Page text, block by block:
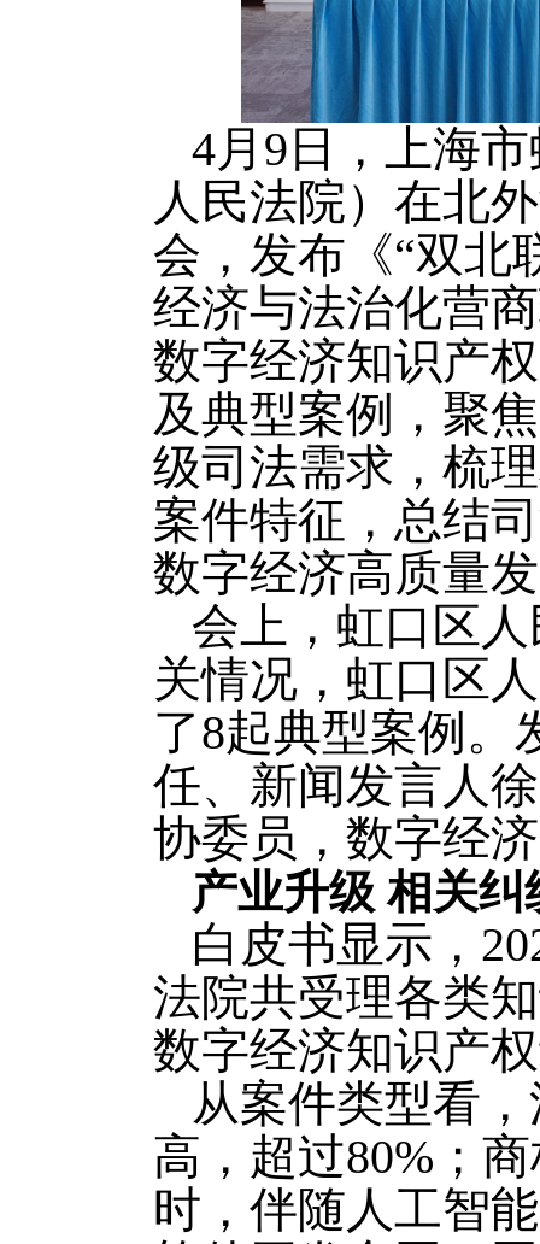
4月9日，上海
人民法院）在北
会，发布《“双北
经济与法治化营
数字经济知识产
及典型案例，聚
级司法需求，梳
案件特征，总结
数字经济高质量
会上，虹口区
关情况，虹口区
了8起典型案例。
任、新闻发言人
协委员，数字经
产业升级 相关
白皮书显示，
法院共受理各类
数字经济知识产
从案件类型看
高，超过80%；
时，伴随人工智